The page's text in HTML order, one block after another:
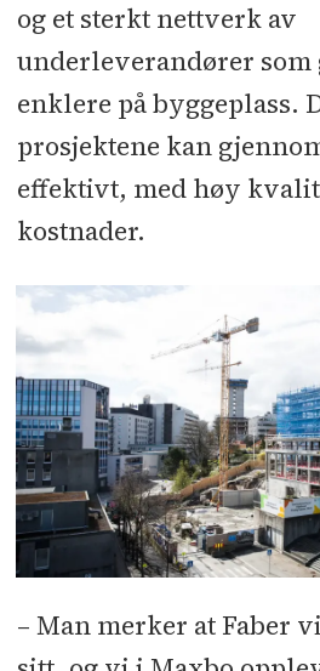
og et sterkt nettverk av
underleverandører som
enklere på byggeplass.
prosjektene kan
effektivt, med høy
kostnader.
– Man merker at Faber